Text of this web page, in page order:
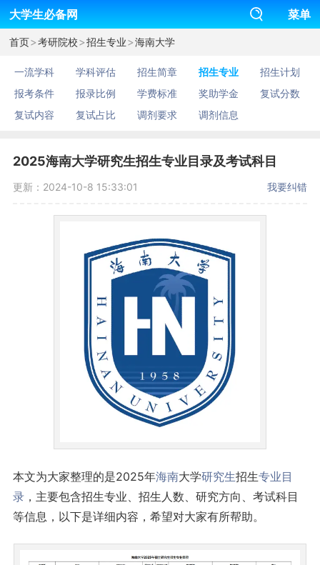
大学生必备网 菜单
首页>考研院校>招生专业>海南大学
一流学科 学科评估 招生简章 招生专业
招生计划
报考条件
报录比例 学费标准 奖助学金
复试分数
复试内容
复试占比 调剂要求 调剂信息
2025海南大学研究生招生专业目录及考试科目
更新：2024-10-8 15:33:01 我要纠错
本文为大家整理的是2025年海南大学研究生招生专业目
录，主要包含招生专业、招生人数、研究方向、考试科目
等信息，以下是详细内容，希望对大家有所帮助。